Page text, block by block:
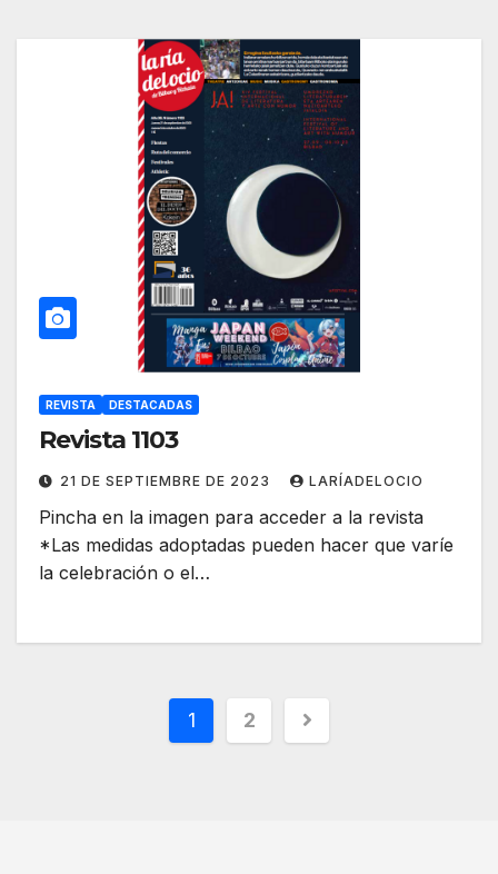
REVISTA DESTACADAS
Revista 1103
21 DE SEPTIEMBRE DE 2023 LARÍADELOCIO
Pincha en la imagen para acceder a la revista
*Las medidas adoptadas pueden hacer que varíe
la celebración o el…
1 2